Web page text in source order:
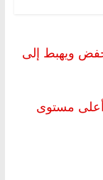
ويهبط إلى
إلى 84% في أعلى مستوى